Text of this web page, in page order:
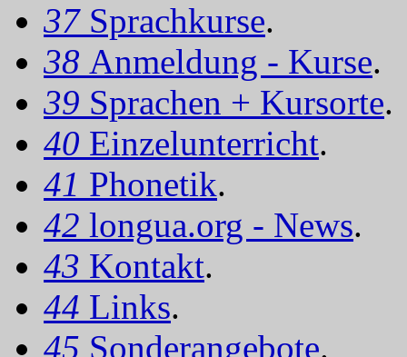
37 Sprachkurse.
38 Anmeldung - Kurse.
39 Sprachen + Kursorte.
40 Einzelunterricht.
41 Phonetik.
42 longua.org - News.
43 Kontakt.
44 Links.
45 Sonderangebote.